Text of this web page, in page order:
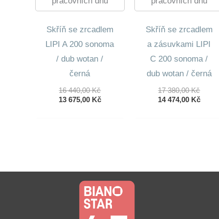
Skříň se zrcadlem
LIPI A 200 sonoma
/ dub wotan /
černá
16 440,00KčPůvodní
Cena
13 675,00 KčAktuální
Skříň se zrcadlem
a zásuvkami LIPI
C 200 sonoma /
dub wotan / černá
17 380,00Kč
Cena
14 474,00 Kč